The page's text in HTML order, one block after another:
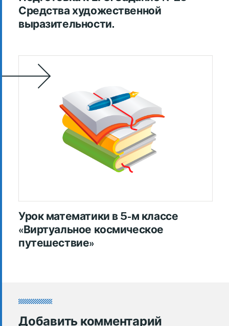
Средства художественной
выразительности.
Урок математики в 5-м классе
«Виртуальное космическое
путешествие»
Добавить комментарий